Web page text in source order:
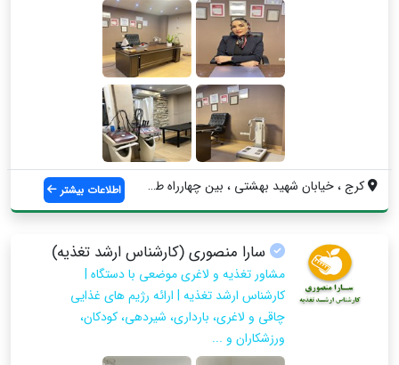
کرج ، خیابان شهید بهشتی ، بین چهارراه طا... اطلاعات بیشتر
سارا منصوری (کارشناس ارشد تغذیه)
مشاور تغذیه و لاغری موضعی با دستگاه |
کارشناس ارشد تغذیه | ارائه رژیم های غذایی
چاقی و لاغری، بارداری، شیردهی، کودکان،
ورزشکاران و ...